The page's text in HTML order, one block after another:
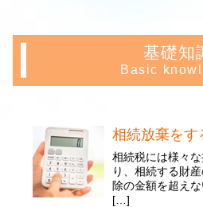
基礎知
Basic
相続放棄をす
相続税には様々
り、相続する財
除の金額を超え
[…]